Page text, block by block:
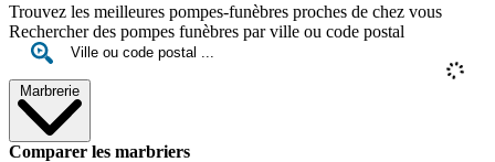
Trouvez les meilleures pompes-funèbres proches de chez vous
Rechercher des pompes funèbres par ville ou code postal
Marbrerie
Comparer les marbriers